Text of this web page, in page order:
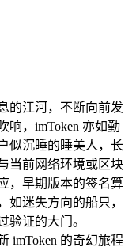
的江河，不断向前发
响，imToken 亦如勤
似沉睡的睡美人，长
当前网络环境或区块
，早期版本的签名算
如迷失方向的船只，
验证的大门。
imToken 的奇幻旅程